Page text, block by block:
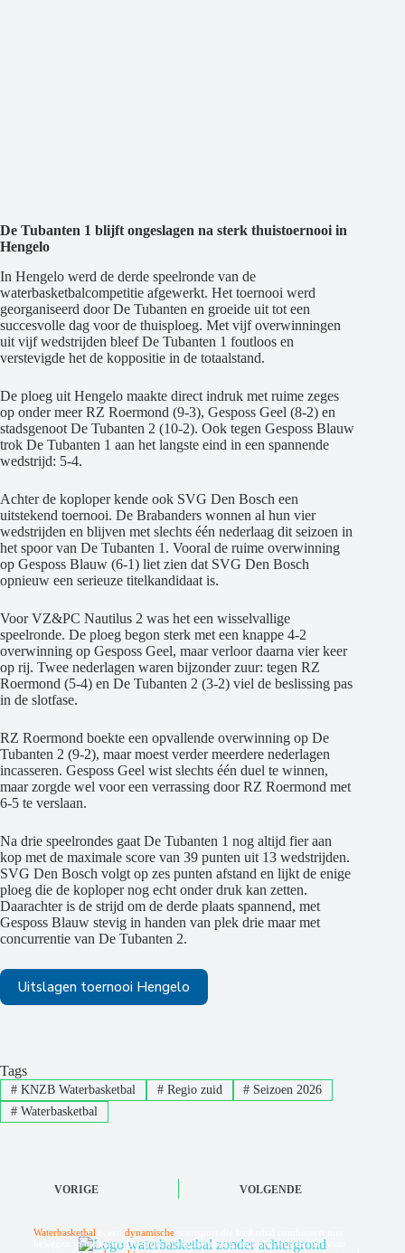
De Tubanten 1 blijft ongeslagen na sterk thuistoernooi in
Hengelo
In Hengelo werd de derde speelronde van de
waterbasketbalcompetitie afgewerkt. Het toernooi werd
georganiseerd door De Tubanten en groeide uit tot een
succesvolle dag voor de thuisploeg. Met vijf overwinningen
uit vijf wedstrijden bleef De Tubanten 1 foutloos en
verstevigde het de koppositie in de totaalstand.
De ploeg uit Hengelo maakte direct indruk met ruime zeges
op onder meer RZ Roermond (9-3), Gesposs Geel (8-2) en
stadsgenoot De Tubanten 2 (10-2). Ook tegen Gesposs Blauw
trok De Tubanten 1 aan het langste eind in een spannende
wedstrijd: 5-4.
Achter de koploper kende ook SVG Den Bosch een
uitstekend toernooi. De Brabanders wonnen al hun vier
wedstrijden en blijven met slechts één nederlaag dit seizoen in
het spoor van De Tubanten 1. Vooral de ruime overwinning
op Gesposs Blauw (6-1) liet zien dat SVG Den Bosch
opnieuw een serieuze titelkandidaat is.
Voor VZ&PC Nautilus 2 was het een wisselvallige
speelronde. De ploeg begon sterk met een knappe 4-2
overwinning op Gesposs Geel, maar verloor daarna vier keer
op rij. Twee nederlagen waren bijzonder zuur: tegen RZ
Roermond (5-4) en De Tubanten 2 (3-2) viel de beslissing pas
in de slotfase.
RZ Roermond boekte een opvallende overwinning op De
Tubanten 2 (9-2), maar moest verder meerdere nederlagen
incasseren. Gesposs Geel wist slechts één duel te winnen,
maar zorgde wel voor een verrassing door RZ Roermond met
6-5 te verslaan.
Na drie speelrondes gaat De Tubanten 1 nog altijd fier aan
kop met de maximale score van 39 punten uit 13 wedstrijden.
SVG Den Bosch volgt op zes punten afstand en lijkt de enige
ploeg die de koploper nog echt onder druk kan zetten.
Daarachter is de strijd om de derde plaats spannend, met
Gesposs Blauw stevig in handen van plek drie maar met
concurrentie van De Tubanten 2.
Uitslagen toernooi Hengelo
Tags
#KNZB Waterbasketbal #Regio zuid # Seizoen 2026
#Waterbasketbal
VORIGE VOLGENDE
Waterbasketbalis een dynamische
bewegen in het water. De sport is laagdrempelig, inclusief en geschikt voor